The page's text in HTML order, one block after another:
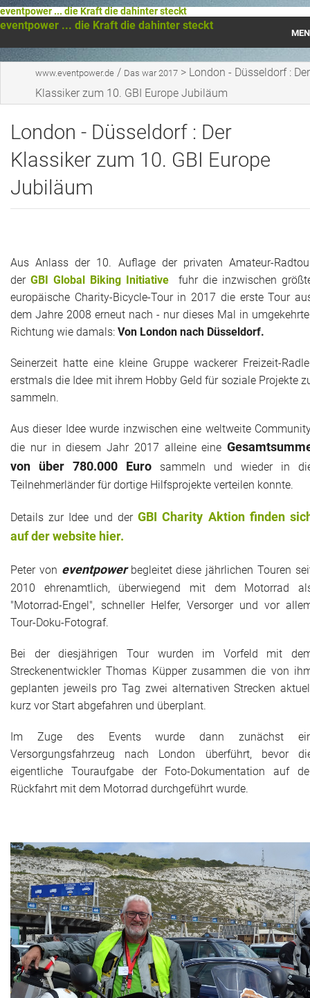
eventpower ... die Kraft die dahinter steckt
eventpower ... die Kraft die dahinter steckt
Startseite
Das war 2023
Das war 2021
Das war 2020
Das war 2019
Das war 2017
Das war 2016
Das war 2015
Das war 2014
Das war 2012
Das war 2011
Das war 2010
Das war 2009
Services + Locations
Projekte + Kunden
Historie + Gegenwart
Presse + Medien
Images : ep Bildergalerien
Peter's "on-the-road" Tipps
Sprüche
Impressum
www.eventpower.de / Das war 2017 > London - Düsseldorf : Der
Klassiker zum 10. GBI Europe Jubiläum
London - Düsseldorf : Der
Klassiker zum 10. GBI Europe
Jubiläum
Aus Anlass der 10. Auflage der privaten Amateur-
der GBI Global Biking Initiative fuhr die inzwischen
europäische Charity-Bicycle-Tour in 2017 die erste Tour
dem Jahre 2008 erneut nach - nur dieses Mal in
Richtung wie damals: Von London nach Düsseldorf.
Seinerzeit hatte eine kleine Gruppe wackerer Freizeit-
erstmals die Idee mit ihrem Hobby Geld für soziale Projekte
sammeln.
Aus dieser Idee wurde inzwischen eine weltweite
die nur in diesem Jahr 2017 alleine eine
von über 780.000 Euro sammeln und wieder in
Teilnehmerländer für dortige Hilfsprojekte verteilen konnte.
Details zur Idee und derGBI Charity Aktion finden
auf der website hier.
Peter von eventpowerbegleitet diese jährlichen Touren
2010 ehrenamtlich, überwiegend mit dem Motorrad
"Motorrad-Engel", schneller Helfer, Versorger und vor
Tour-Doku-Fotograf.
Bei der diesjährigen Tour wurden im Vorfeld mit
Streckenentwickler Thomas Küpper zusammen die von
geplanten jeweils pro Tag zwei alternativen Strecken
kurz vor Start abgefahren und überplant.
Im Zuge des Events wurde dann zunächst
Versorgungsfahrzeug nach London überführt, bevor
eigentliche Touraufgabe der Foto-Dokumentation auf
Rückfahrt mit dem Motorrad durchgeführt wurde.